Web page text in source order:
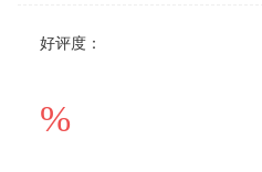
好评度：
%